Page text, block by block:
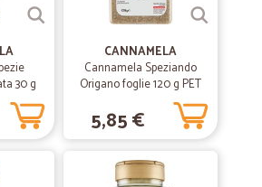
30 g
CANNAMELA
Cannamela Speziando
Origano foglie 120 g PET
5,85 €